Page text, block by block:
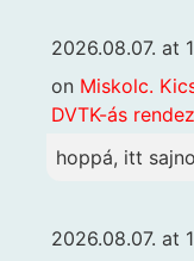
2026.08.07. at
on Miskolc.
DVTK-ás
hoppá, itt
2026.08.07. at